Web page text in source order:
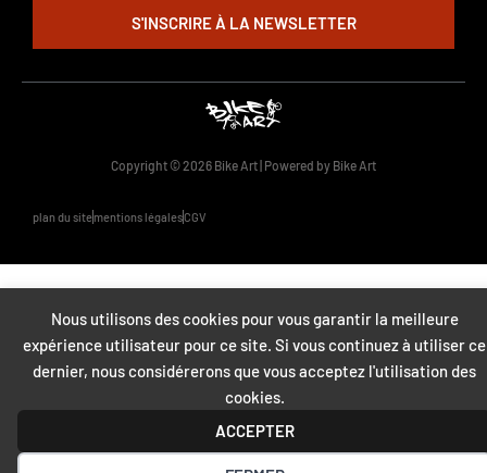
Nous utilisons des cookies pour vous garantir la meilleure
expérience utilisateur pour ce site. Si vous continuez à utiliser ce
dernier, nous considérerons que vous acceptez l'utilisation des
cookies.
ACCEPTER
S'INSCRIRE À LA NEWSLETTER
Copyright © 2026 Bike Art | Powered by Bike Art
plan du sitementions légalesCGV